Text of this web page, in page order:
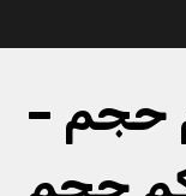
حجم –